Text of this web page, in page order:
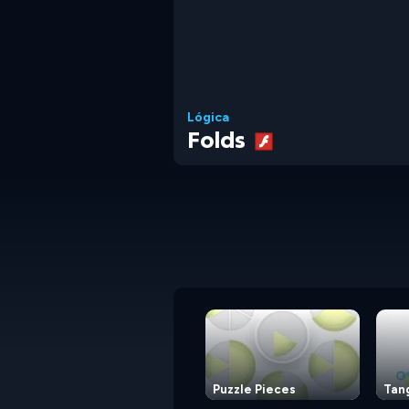
Lógica
Folds
Puzzle Pieces